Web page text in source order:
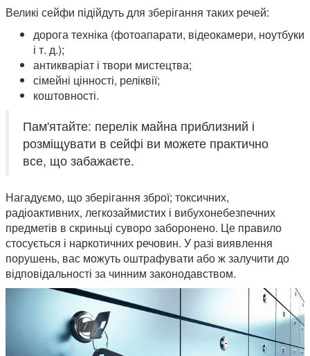
Великі сейфи підійдуть для зберігання таких речей:
дорога техніка (фотоапарати, відеокамери, ноутбуки
і т. д.);
антикваріат і твори мистецтва;
сімейні цінності, реліквії;
коштовності.
Пам'ятайте: перелік майна приблизний і
розміщувати в сейфі ви можете практично
все, що забажаєте.
Нагадуємо, що зберігання зброї; токсичних,
радіоактивних, легкозаймистих і вибухонебезпечних
предметів в скриньці суворо заборонено. Це правило
стосується і наркотичних речовин. У разі виявлення
порушень, вас можуть оштрафувати або ж залучити до
відповідальності за чинним законодавством.